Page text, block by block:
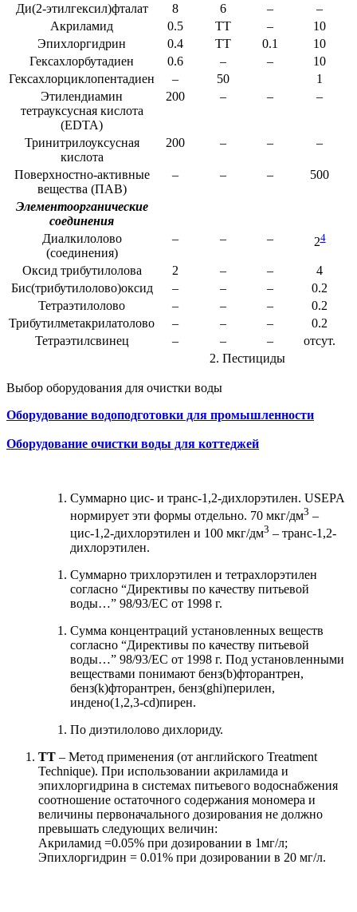
Ди(2-этилгексил)фталат
8 6 –
–
Акриламид
0.5 ТТ –
10
Эпихлоргидрин
0.4 ТТ 0.1
10
Гексахлорбутадиен
0.6 – –
10
Гексахлорциклопентадиен
– 50
1
Этилендиамин
тетрауксусная кислота
(EDTA)
200 – – –
Тринитрилоуксусная
кислота
200 – – –
Поверхностно-активные
вещества (ПАВ)
– – – 500
Элементоорганические
соединения
Диалкилолово
(соединения)
– – – 24
Оксид трибутилолова 2 – –
4
Бис(трибутилолово)оксид
– – –
0.2
Тетраэтилолово
– – –
0.2
Трибутилметакрилатолово
– – –
0.2
Тетраэтилсвинец
– – –
отсут.
2. Пестициды
Выбор оборудования для очистки воды
Оборудование водоподготовки для промышленности
Оборудование очистки воды для коттеджей
Суммарно цис- и транс-1,2-дихлорэтилен. USEPA
нормирует эти формы отдельно. 70 мкг/дм3 –
цис-1,2-дихлорэтилен и 100 мкг/дм3 – транс-1,2-
дихлорэтилен.
Суммарно трихлорэтилен и тетрахлорэтилен
согласно “Директивы по качеству питьевой
воды…” 98/93/EC от 1998 г.
Сумма концентраций установленных веществ
согласно “Директивы по качеству питьевой
воды…” 98/93/EC от 1998 г. Под установленными
веществами понимают бенз(b)фторантрен,
бенз(k)фторантрен, бенз(ghi)перилен,
индено(1,2,3-cd)пирен.
По диэтилолово дихлориду.
TT – Метод применения (от английского Treatment
Technique). При использовании акриламида и
эпихлоргидрина в системах питьевого водоснабжения
соотношение остаточного содержания мономера и
величины первоначального дозирования не должно
превышать следующих величин:
Акриламид =0.05% при дозировании в 1мг/л;
Эпихлоргидрин = 0.01% при дозировании в 20 мг/л.